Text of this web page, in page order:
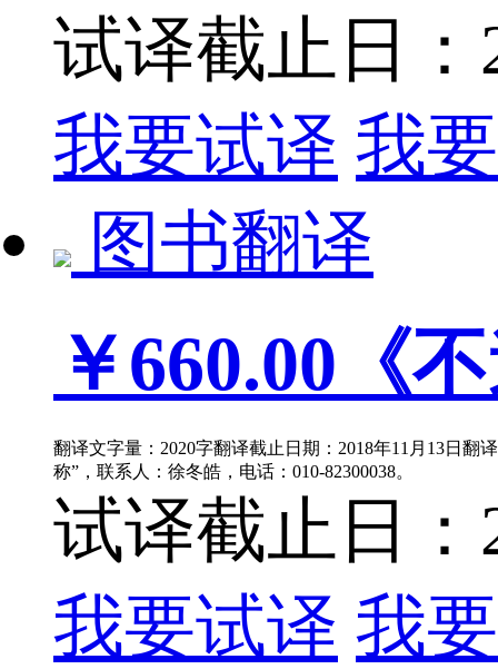
试译截止日：
我要试译 我
图书翻译
￥660.00 《
翻译文字量：2020字翻译截止日期：2018年11月13日翻
称”，联系人：徐冬皓，电话：010-82300038。
试译截止日：
我要试译 我